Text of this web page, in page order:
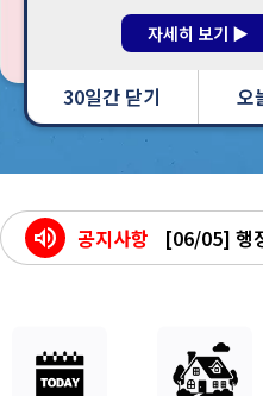
자세히 보기 ▶
30일간 닫기 오
volume_up 공지사항
[07/13] 태
[06/11] 태